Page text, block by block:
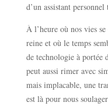
d’un assistant
À l’heure où nos vies
reine et où le temps
de technologie à portée
peut aussi rimer avec
mais implacable, une
est là pour nous